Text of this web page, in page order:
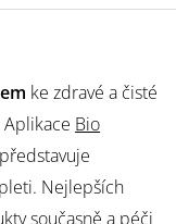
ke zdravé a čisté
Aplikace Bio
představuje
Nejlepších
současně a péči